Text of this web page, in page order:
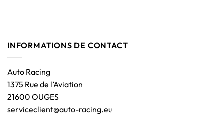
INFORMATIONS DE CONTACT
Auto Racing
1375 Rue de l’Aviation
21600 OUGES
serviceclient@auto-racing.eu